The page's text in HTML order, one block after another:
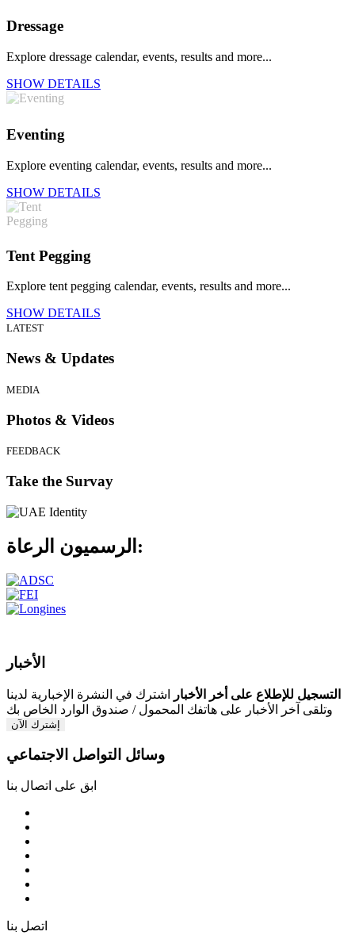
Dressage
Explore dressage calendar, events, results and more...
SHOW DETAILS
Eventing
Explore eventing calendar, events, results and more...
SHOW DETAILS
Tent Pegging
Explore tent pegging calendar, events, results and more...
SHOW DETAILS
LATEST
News & Updates
MEDIA
Photos & Videos
FEEDBACK
Take the Survay
الرسميون الرعاة:
الأخبار
التسجيل للإطلاع على أخر الأخبار
اشترك في النشرة الإخبارية لدينا
وتلقى آخر الأخبار على هاتفك المحمول / صندوق الوارد الخاص بك
إشترك الآن
وسائل التواصل الاجتماعي
ابق على اتصال بنا
اتصل بنا